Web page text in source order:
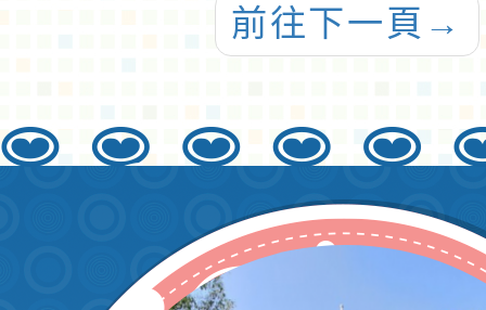
前往下一頁 →